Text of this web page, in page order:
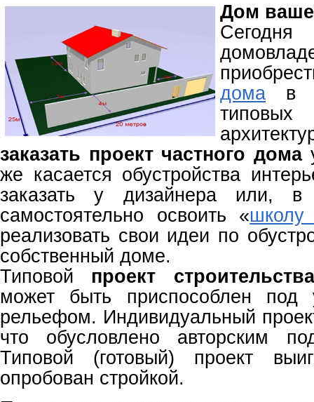
Дом
дома в
заказать проект частного дома
же касается обустройства
заказать у дизайнера или, в
самостоятельно освоить «школу
реализовать свои идеи по
собственный доме.
Типовой проект
может быть приспособлен
рельефом. Индивидуальный
что обусловлено авторским
Типовой (готовый) проект
опробован стройкой.